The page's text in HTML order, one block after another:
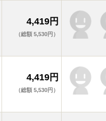
4,419円
（総額 5,530円）
4,419円
（総額 5,530円）